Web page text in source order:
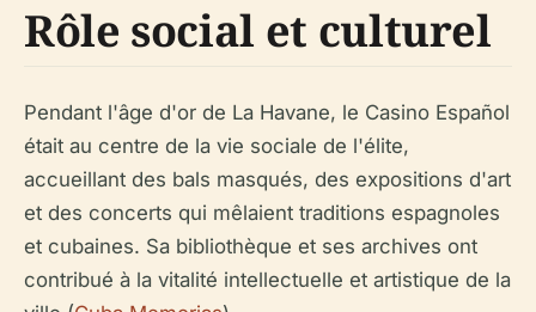
Rôle social et culturel
Pendant l'âge d'or de La Havane, le Casino Español
était au centre de la vie sociale de l'élite,
accueillant des bals masqués, des expositions d'art
et des concerts qui mêlaient traditions espagnoles
et cubaines. Sa bibliothèque et ses archives ont
contribué à la vitalité intellectuelle et artistique de la